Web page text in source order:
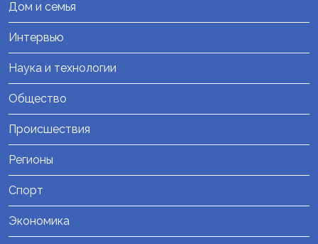
Дом и семья
Интервью
Наука и технологии
Общество
Происшествия
Регионы
Спорт
Экономика